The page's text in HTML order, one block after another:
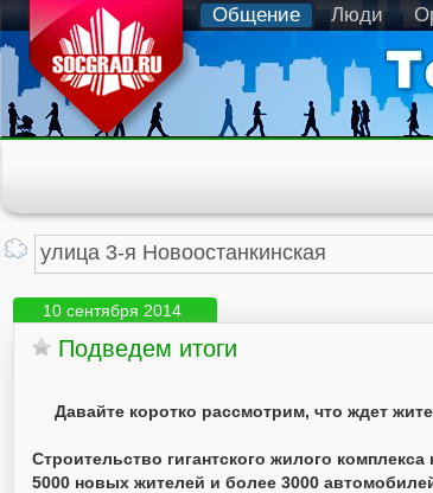
Общение Люди
10 сентября 2014
Подведем итоги
Давайте коротко рассмотрим, что ждет
Строительство гигантского жилого
5000 новых жителей и более 3000